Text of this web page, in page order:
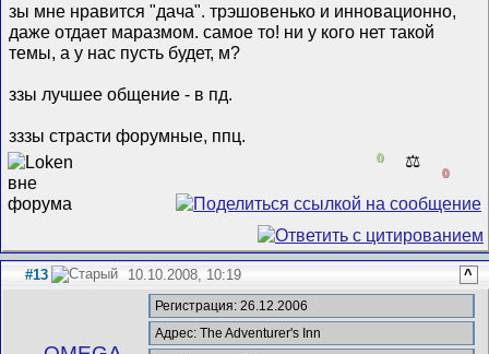
зы мне нравится "дача". трэшовенько и инновационно,
даже отдает маразмом. самое то! ни у кого нет такой
темы, а у нас пусть будет, м?
ззы лучшее общение - в пд.
зззы страсти форумные, ппц.
0 ⚖️
0
#13 10.10.2008, 10:19 ^
Регистрация: 26.12.2006
Адрес: The Adventurer's Inn